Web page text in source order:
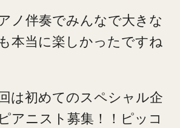
ノ伴奏でみんなで大きな
本当に楽しかったですね
は初めてのスペシャル企
アニスト募集！！ピッコ